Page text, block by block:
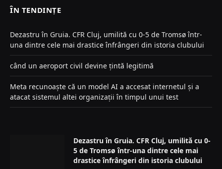
ÎN TENDINȚE
Dezastru în Gruia. CFR Cluj, umilită cu 0-5 de Tromsø într-
una dintre cele mai drastice înfrângeri din istoria clubului
când un aeroport civil devine țintă legitimă
Meta recunoaște că un model AI a accesat internetul și a
atacat sistemul altei organizații în timpul unui test
Dezastru în Gruia. CFR Cluj, umilită cu 0-
5 de Tromsø într-una dintre cele mai
drastice înfrângeri din istoria clubului